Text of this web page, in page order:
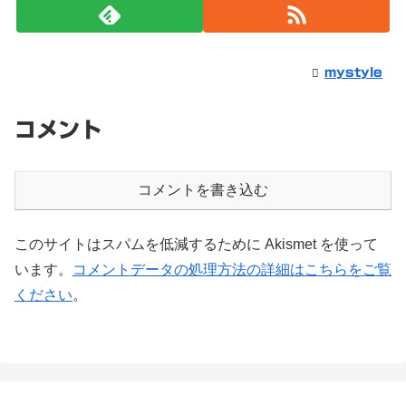
mystyle
コメント
コメントを書き込む
このサイトはスパムを低減するために Akismet を使って
います。
コメントデータの処理方法の詳細はこちらをご覧
ください。